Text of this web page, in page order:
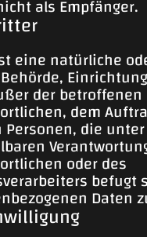
als Empfänger.
eine natürliche
der betroffenen
dem
Personen, die
oder des
befugt
Daten